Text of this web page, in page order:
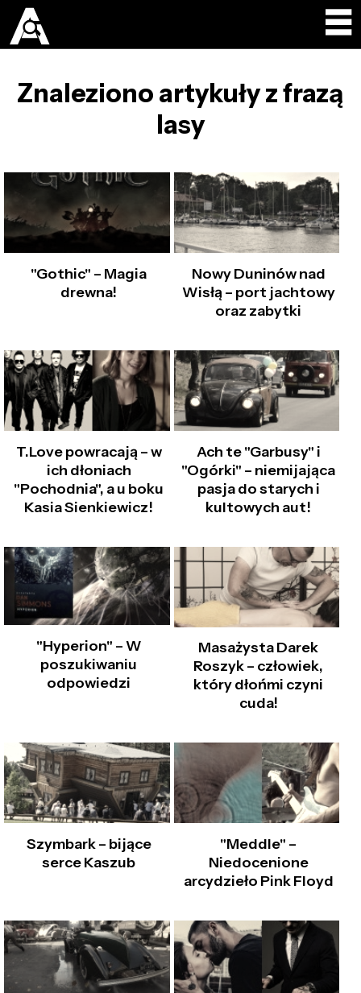
Znaleziono artykuły z frazą
lasy
"Gothic" – Magia
drewna!
Nowy Duninów nad
Wisłą – port jachtowy
oraz zabytki
T.Love powracają – w
ich dłoniach
"Pochodnia", a u boku
Kasia Sienkiewicz!
Ach te "Garbusy" i
"Ogórki" – niemijająca
pasja do starych i
kultowych aut!
"Hyperion" – W
poszukiwaniu
odpowiedzi
Masażysta Darek
Roszyk – człowiek,
który dłońmi czyni
cuda!
Szymbark – bijące
serce Kaszub
"Meddle" –
Niedocenione
arcydzieło Pink Floyd